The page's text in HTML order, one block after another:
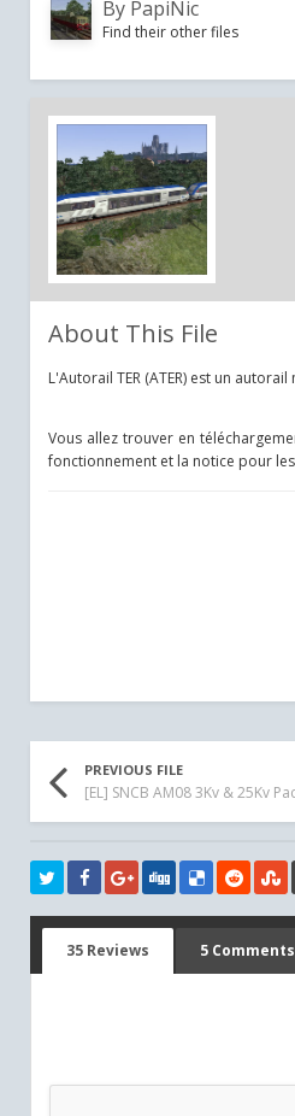
By PapiNic
Find their other files
About This File
L'Autorail TER (ATER) est un
Vous allez trouver en
fonctionnement et la notice pour
PREVIOUS FILE
[EL] SNCB AM08 3Kv & 25Kv
35 Reviews 5 Comments